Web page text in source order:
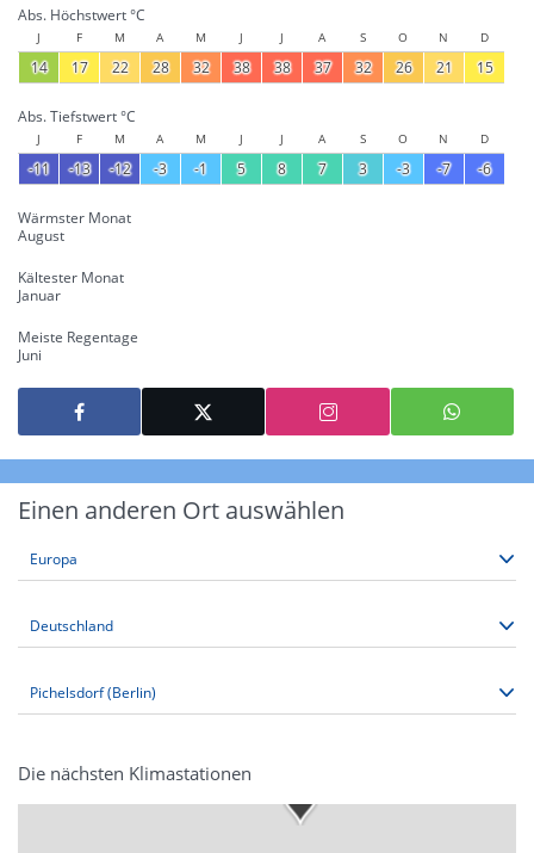
Abs. Höchstwert °C
J F M A M J J A S O N D
14 17 22 28 32 38 38 37 32 26 21 15
Abs. Tiefstwert °C
J F M A M J J A S O N D
-11 -13 -12 -3 -1 5 8 7 3 -3 -7 -6
Wärmster Monat
August
Kältester Monat
Januar
Meiste Regentage
Juni
Einen anderen Ort auswählen
Die nächsten Klimastationen